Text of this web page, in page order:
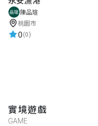
陳品瑄
桃園市
0(0)
實境遊戲
GAME